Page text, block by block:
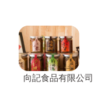
向記食品有限公司